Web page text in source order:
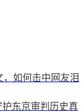
如何击中网友泪
东京审判历史真